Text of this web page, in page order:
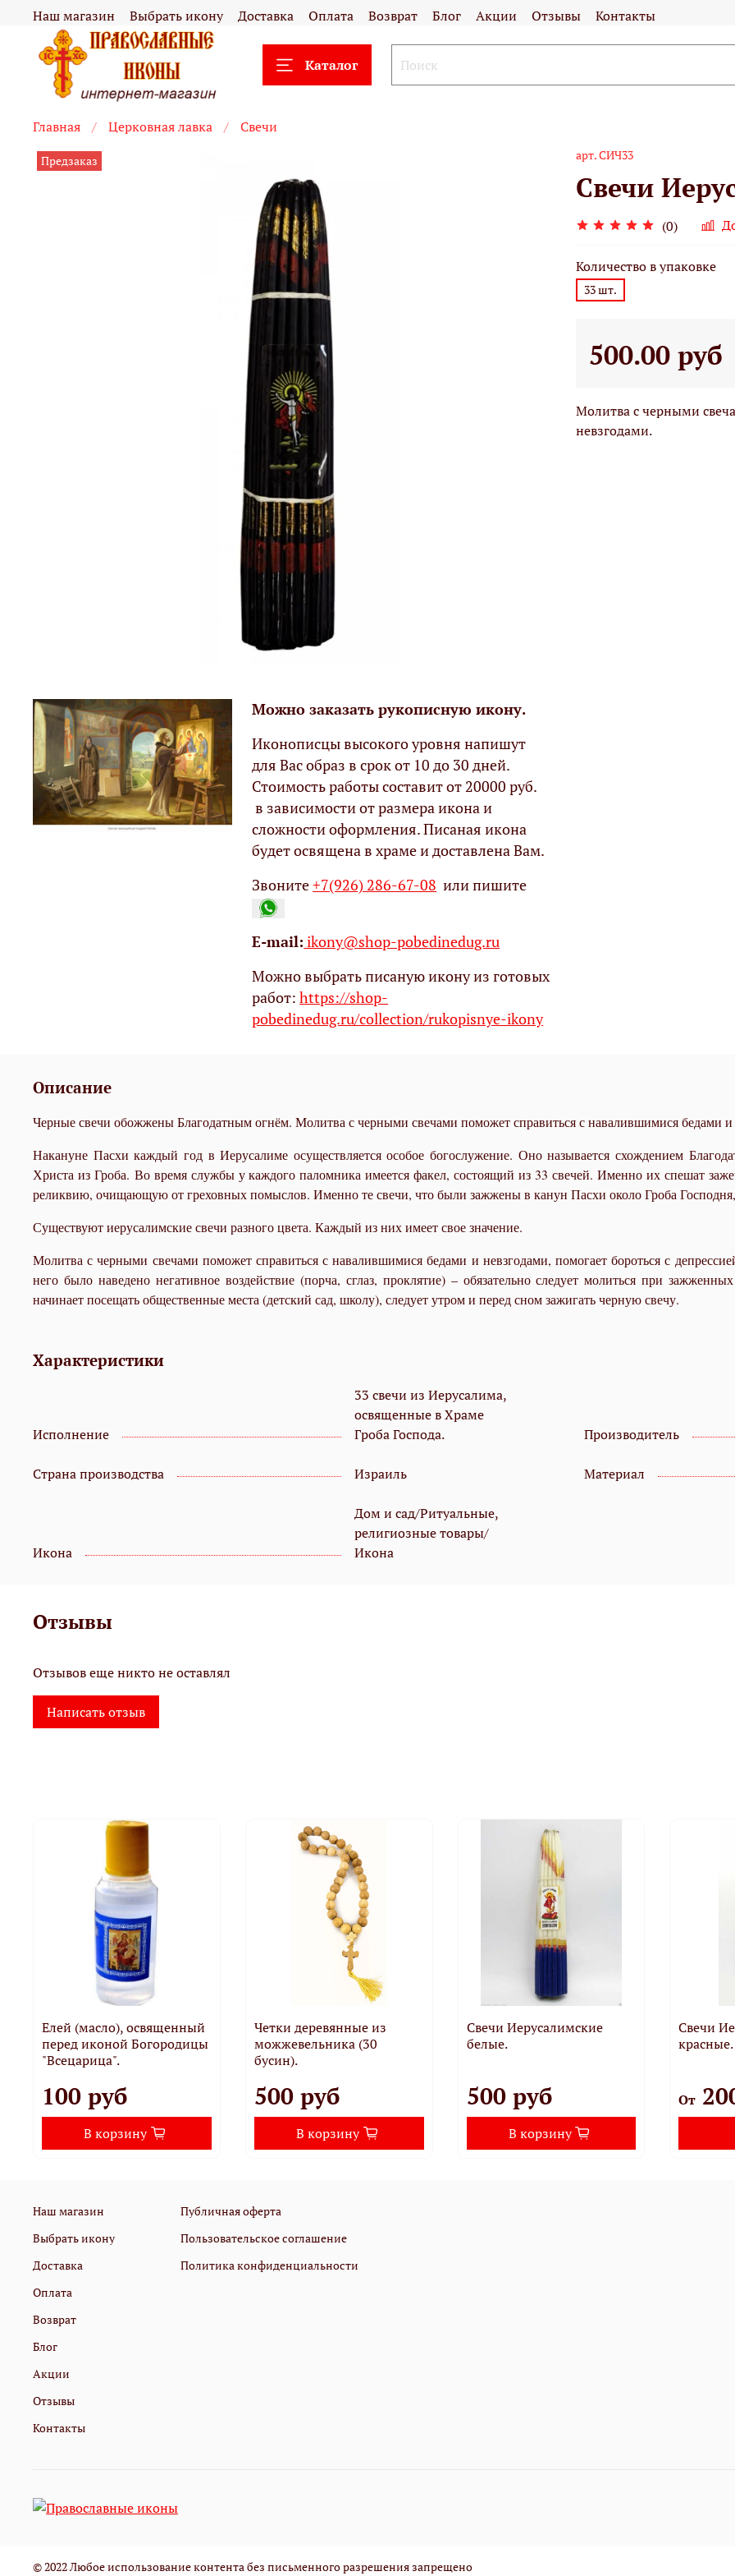
Наш магазин Выбрать икону Доставка Оплата Возврат Блог Акции Отзывы Контакты
Каталог
Главная Церковная лавка Свечи
Предзаказ арт.СИЧ33
Свечи
(0)
Количество в упаковке
33 шт.
500.00 руб
Молитва с черными
невзгодами.
Можно заказать рукописную икону.
Иконописцы высокого уровня напишут
для Вас образ в срок от 10 до 30 дней.
Стоимость работы составит от 20000 руб.
в зависимости от размера икона и
сложности оформления. Писаная икона
будет освящена в храме и доставлена Вам.
Звоните+7(926) 286-67-08 или пишите
Е-mail: ikony@shop-pobedinedug.ru
Можно выбрать писаную икону из готовых
работ:https://shop-
pobedinedug.ru/collection/rukopisnye-ikony
Описание
Черные свечи обожжены Благодатным огнём. Молитва с черными свечами поможет справиться с навалившимися бедами и
Накануне Пасхи каждый год в Иерусалиме осуществляется особое богослужение. Оно называется схождением
Христа из Гроба. Во время службы у каждого паломника имеется факел, состоящий из 33 свечей. Именно их спешат
реликвию, очищающую от греховных помыслов. Именно те свечи, что были зажжены в канун Пасхи около Гроба
Существуют иерусалимские свечи разного цвета. Каждый из них имеет свое значение.
Молитва с черными свечами поможет справиться с навалившимися бедами и невзгодами, помогает бороться с
него было наведено негативное воздействие (порча, сглаз, проклятие) – обязательно следует молиться при
начинает посещать общественные места (детский сад, школу), следует утром и перед сном зажигать черную свечу.
Характеристики
Исполнение
33 свечи из Иерусалима,
освященные в Храме
Гроба Господа.
Производитель
Страна производства Израиль Материал
Икона
Дом и сад/Ритуальные,
религиозные товары/
Икона
Отзывы
Отзывов еще никто не оставлял
Написать отзыв
Елей (масло), освященный
перед иконой Богородицы
"Всецарица".
100 руб
В корзину
Четки деревянные из
можжевельника (30
бусин).
500 руб
В корзину
Свечи Иерусалимские
белые.
500 руб
В корзину
Свечи
красные.
От
Наш магазин
Выбрать икону
Доставка
Оплата
Возврат
Блог
Акции
Отзывы
Контакты
Публичная оферта
Пользовательское соглашение
Политика конфиденциальности
© 2022 Любое использование контента без письменного разрешения запрещено